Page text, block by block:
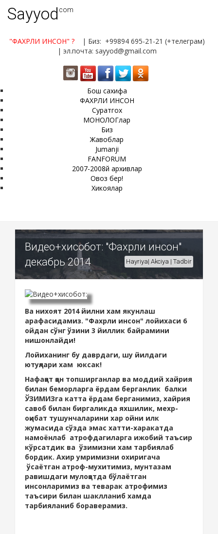
Sayyod.com
"ФАХРЛИ ИНСОН" ?
| Биз: +99894 695-21-21 (+телеграм)
| эл.почта: sayyod@gmail.com
Бош сахифа
ФАХРЛИ ИНСОН
Суратгох
МОНОЛОГлар
Биз
Жавоблар
Jumanji
FANFORUM
2007-2008й архивлар
Овоз бер!
Хикоялар
Видео+хисобот: "Фахрли инсон"
декабрь 2014
Hayriya| Akciya | Tadbir
Ва нихоят 2014 йилни хам якунлаш
арафасидамиз. "Фахрли инсон" лойихаси 6
ойдан сўнг ўзини 3 йиллик байрамини
нишонлайди!
Лойиханинг бу даврдаги, шу йилдаги
ютуқлари хам юксак!
Нафақат қон топширганлар ва моддий хайрия
билан беморларга ёрдам берганлик балки
ЎЗИМИЗга катта ёрдам берганимиз, хайрия
савоб билан биргаликда яхшилик, мехр-
оқибат тушунчаларини хар ойни илк
жумасида сўзда эмас хатти-харакатда
намоёнлаб атрофдагиларга ижобий таъсир
кўрсатдик ва ўзимизни хам тарбиялаб
бордик. Ахир умримизни охиригача
ўсаётган атроф-мухитимиз, мунтазам
равишдаги мулоқотда бўлаётган
инсонларимиз ва теварак атрофимиз
таъсири билан шаклланиб хамда
тарбияланиб бораверамиз.